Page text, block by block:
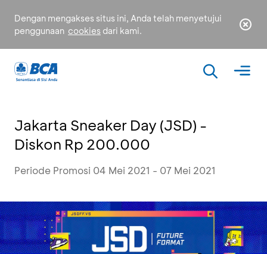
Dengan mengakses situs ini, Anda telah menyetujui
penggunaan cookies dari kami.
Jakarta Sneaker Day (JSD) -
Diskon Rp 200.000
Periode Promosi 04 Mei 2021 - 07 Mei 2021